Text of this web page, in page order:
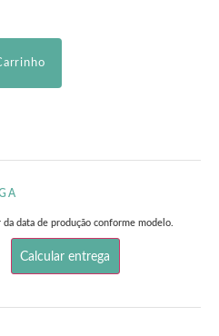
data de produção conforme modelo.